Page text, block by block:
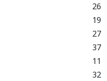
26
19
27
37
11
32